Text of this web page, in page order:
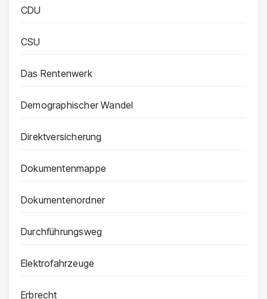
CDU
CSU
Das Rentenwerk
Demographischer Wandel
Direktversicherung
Dokumentenmappe
Dokumentenordner
Durchführungsweg
Elektrofahrzeuge
Erbrecht